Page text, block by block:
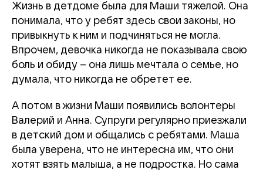
Жизнь в детдоме была для Маши тяжелой. Она
понимала, что у ребят здесь свои законы, но
привыкнуть к ним и подчиняться не могла.
Впрочем, девочка никогда не показывала свою
боль и обиду – она лишь мечтала о семье, но
думала, что никогда не обретет ее.
А потом в жизни Маши появились волонтеры
Валерий и Анна. Супруги регулярно приезжали
в детский дом и общались с ребятами. Маша
была уверена, что не интересна им, что они
хотят взять малыша, а не подростка. Но сама